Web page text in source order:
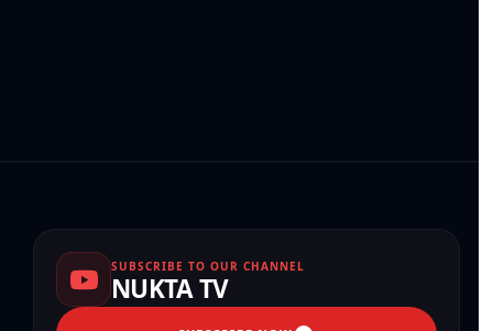
SUBSCRIBE TO OUR CHANNEL
NUKTA TV